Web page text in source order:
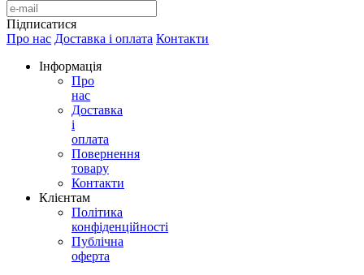
Підписатися
Про нас Доставка і оплата Контакти
Інформація
Про
нас
Доставка
і
оплата
Повернення
товару
Контакти
Клієнтам
Політика
конфіденційності
Публічна
оферта